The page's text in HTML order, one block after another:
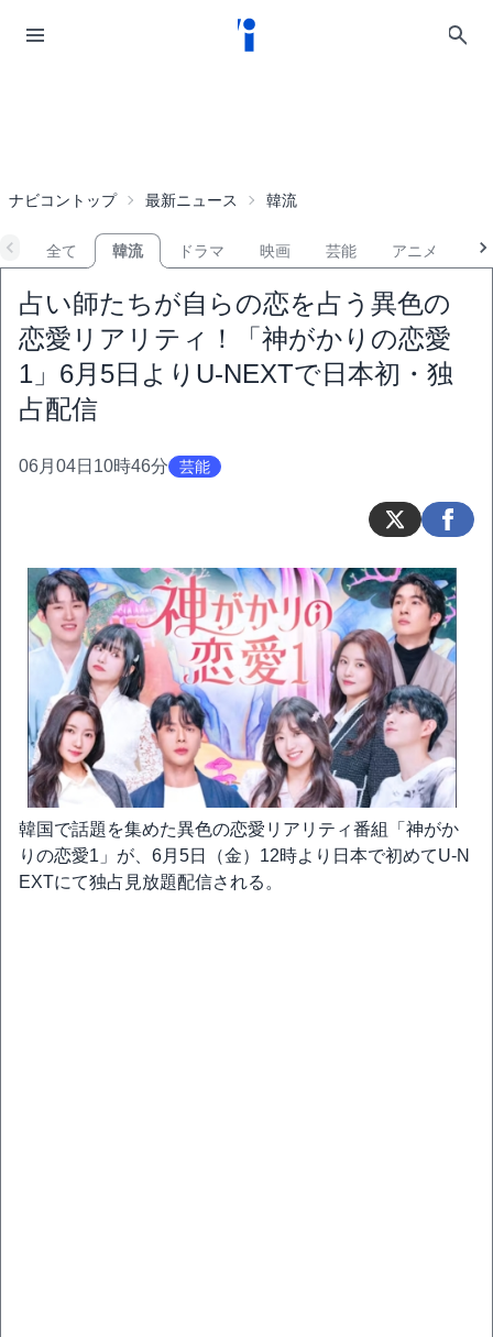
ナビコントップ 最新ニュース 韓流
全て 韓流 ドラマ 映画 芸能 アニメ
占い師たちが自らの恋を占う異色の
恋愛リアリティ！「神がかりの恋愛
1」6月5日よりU-NEXTで日本初・独
占配信
06月04日10時46分 芸能
韓国で話題を集めた異色の恋愛リアリティ番組「神がか
りの恋愛1」が、6月5日（金）12時より日本で初めてU-N
EXTにて独占見放題配信される。